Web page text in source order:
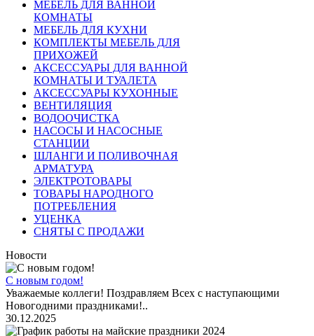
МЕБЕЛЬ ДЛЯ ВАННОЙ
КОМНАТЫ
МЕБЕЛЬ ДЛЯ КУХНИ
КОМПЛЕКТЫ МЕБЕЛЬ ДЛЯ
ПРИХОЖЕЙ
АКСЕССУАРЫ ДЛЯ ВАННОЙ
КОМНАТЫ И ТУАЛЕТА
АКСЕССУАРЫ КУХОННЫЕ
ВЕНТИЛЯЦИЯ
ВОДООЧИСТКА
НАСОСЫ И НАСОСНЫЕ
СТАНЦИИ
ШЛАНГИ И ПОЛИВОЧНАЯ
АРМАТУРА
ЭЛЕКТРОТОВАРЫ
ТОВАРЫ НАРОДНОГО
ПОТРЕБЛЕНИЯ
УЦЕНКА
СНЯТЫ С ПРОДАЖИ
Новости
С новым годом!
Уважаемые коллеги! Поздравляем Всех с наступающими
Новогодними праздниками!..
30.12.2025